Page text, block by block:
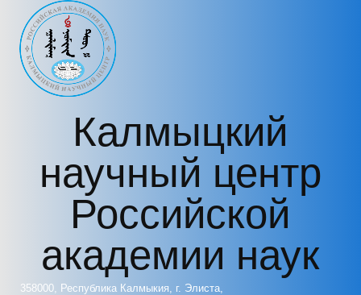
Перейти к основному содержанию
Калмыцкий
научный центр
Российской
академии наук
358000, Республика Калмыкия, г. Элиста,